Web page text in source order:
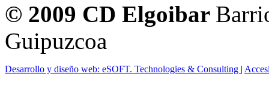
© 2009 CD Elgoibar
Guipuzcoa
Desarrollo y diseño web: eSOFT. Technologies & Consulting |